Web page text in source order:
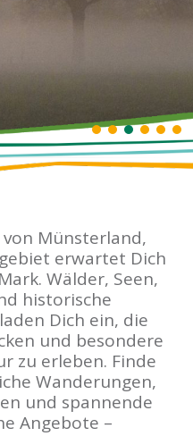
Münsterland,
erwartet Dich
Wälder, Seen,
historische
Dich ein, die
und besondere
zu erleben. Finde
Wanderungen,
und spannende
Angebote –